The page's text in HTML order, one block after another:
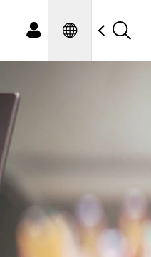
Spanish